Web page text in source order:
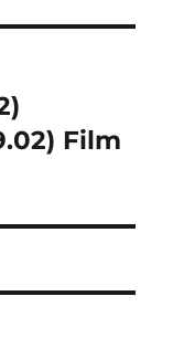
Film